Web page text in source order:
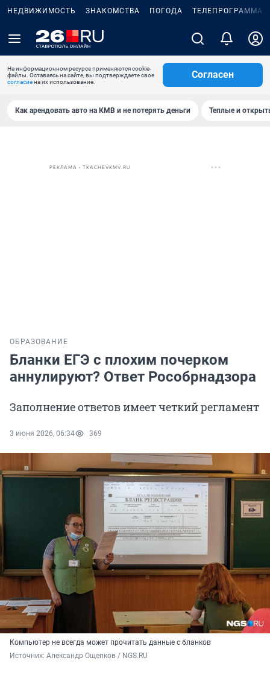
НЕДВИЖИМОСТЬ ЗНАКОМСТВА ПОГОДА ТЕЛЕПРОГРАММА
На информационном ресурсе применяются cookie-
файлы. Оставаясь на сайте, вы подтверждаете свое
согласиена их использование.
Согласен
Как арендовать авто на КМВ и не потерять деньги Теплые и
РЕКЛАМА • TKACHEVKMV.RU
ОБРАЗОВАНИЕ
Бланки ЕГЭ с плохим почерком
аннулируют? Ответ Рособрнадзора
Заполнение ответов имеет четкий регламент
3 июня 2026, 06:34 369
Компьютер не всегда может прочитать данные с бланков
Источник: Александр Ощепков / NGS.RU